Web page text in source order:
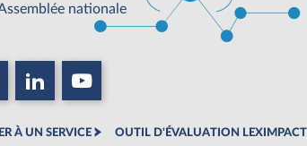
nationale
À UN SERVICE OUTIL D'ÉVALUATION LEXIMPACT